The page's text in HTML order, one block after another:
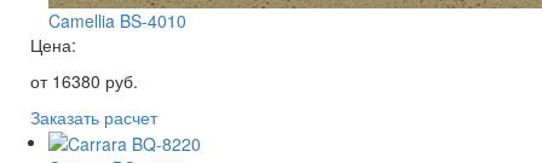
Camellia BS-4010
Цена:
от 16380 руб.
Заказать расчет